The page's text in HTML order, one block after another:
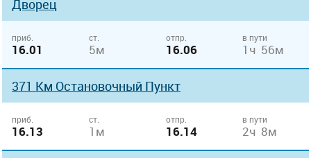
Дворец
приб.
16.01
ст.
5м
отпр.
16.06
в пути
1ч 56м
371 Км Остановочный Пункт
приб.
16.13
ст.
1м
отпр.
16.14
в пути
2ч 8м